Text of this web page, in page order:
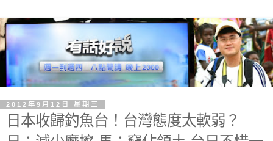
2012年9月12日 星期三
日本收歸釣魚台！台灣態度太軟弱？